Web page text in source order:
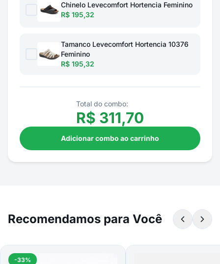
Chinelo Levecomfort Hortencia Feminino
R$ 195,32
Tamanco Levecomfort Hortencia 10376
Feminino
R$ 195,32
Total do combo:
R$ 311,70
Adicionar combo ao carrinho
Recomendamos para Você
-33%